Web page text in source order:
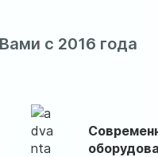
с 2016 года